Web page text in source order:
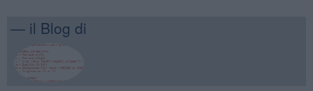
— il Blog di